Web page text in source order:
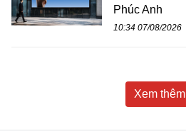
Phúc Anh
10:34 07/08/2026
Xem thêm